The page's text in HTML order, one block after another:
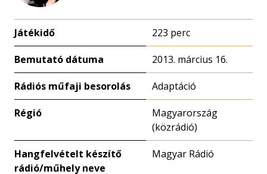
Játékidő 223 perc
Bemutató dátuma 2013. március 16.
Rádiós műfaji besorolás Adaptáció
Régió
Magyarország
(közrádió)
Hangfelvételt készítő
rádió/műhely neve
Magyar Rádió